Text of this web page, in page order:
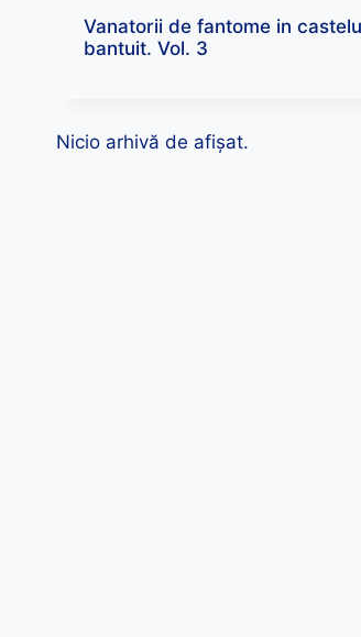
Vanatorii de fantome in
bantuit. Vol. 3
Nicio arhivă de afișat.